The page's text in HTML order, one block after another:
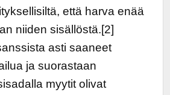
että harva enää
niiden sisällöstä.[2]
asti saaneet
ja suorastaan
myytit olivat